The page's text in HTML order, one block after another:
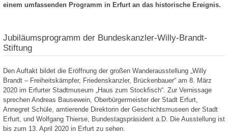
einem umfassenden Programm in Erfurt an das historische Ereignis.
Jubiläumsprogramm der Bundeskanzler-Willy-Brandt-
Stiftung
Den Auftakt bildet die Eröffnung der großen Wanderausstellung „Willy
Brandt – Freiheitskämpfer, Friedenskanzler, Brückenbauer“ am 8. März
2020 im Erfurter Stadtmuseum „Haus zum Stockfisch“. Zur Vernissage
sprechen Andreas Bausewein, Oberbürgermeister der Stadt Erfurt,
Annegret Schüle, amtierende Direktorin der Geschichtsmuseen der Stadt
Erfurt, und Wolfgang Thierse, Bundestagspräsident a.D. Die Ausstellung ist
bis zum 13. April 2020 in Erfurt zu sehen.